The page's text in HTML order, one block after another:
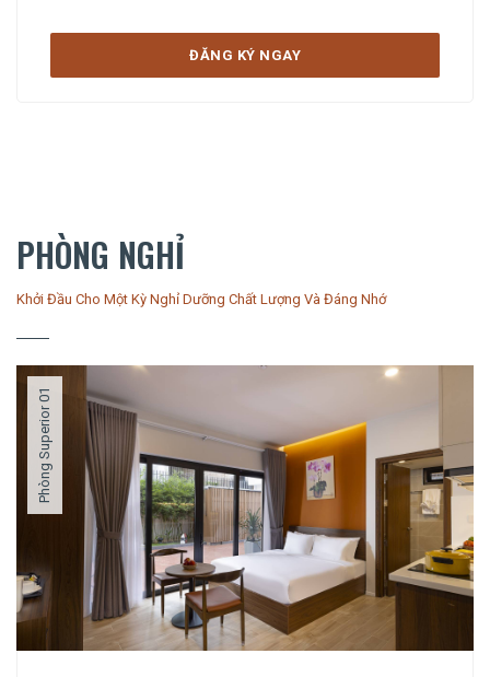
ĐĂNG KÝ NGAY
PHÒNG NGHỈ
Khởi Đầu Cho Một Kỳ Nghỉ Dưỡng Chất Lượng Và Đáng Nhớ
Phòng Superior 01